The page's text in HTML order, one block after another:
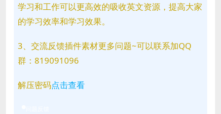
学习和工作可以更高效的吸收英文资源，提高大家
的学习效率和学习效果。
3、交流反馈插件素材更多问题~可以联系加QQ
群：819091096
解压密码点击查看